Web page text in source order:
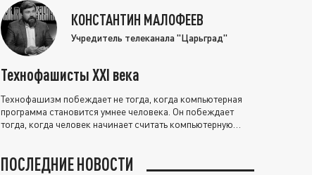
КОНСТАНТИН МАЛОФЕЕВ
Учредитель телеканала "Царьград"
Технофашисты XXI века
Технофашизм побеждает не тогда, когда компьютерная
программа становится умнее человека. Он побеждает
тогда, когда человек начинает считать компьютерную
ПОСЛЕДНИЕ НОВОСТИ